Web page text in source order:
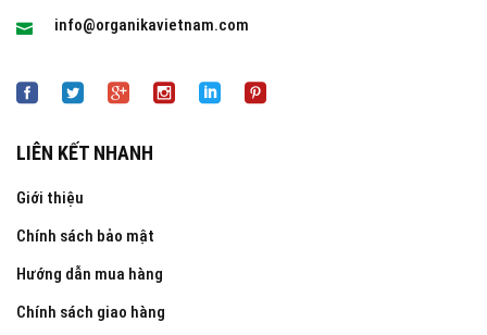
info@organikavietnam.com
LIÊN KẾT NHANH
Giới thiệu
Chính sách bảo mật
Hướng dẫn mua hàng
Chính sách giao hàng